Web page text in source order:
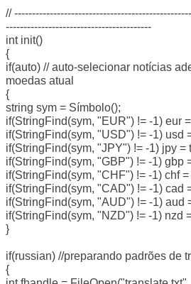
//
-----------------------------------------
int init()
{
if(auto) // auto-selecionar notícias
moedas atual
{
string sym = Símbolo();
if(StringFind(sym, "EUR") != -1) eur
if(StringFind(sym, "USD") != -1) usd
if(StringFind(sym, "JPY") != -1) jpy =
if(StringFind(sym, "GBP") != -1) gbp
if(StringFind(sym, "CHF") != -1) chf
if(StringFind(sym, "CAD") != -1) cad
if(StringFind(sym, "AUD") != -1) aud
if(StringFind(sym, "NZD") != -1) nzd
}
if(russian) //preparando padrões de
{